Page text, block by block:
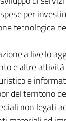
per
tecnologica
a livello
e altre
e
del territorio
non legati